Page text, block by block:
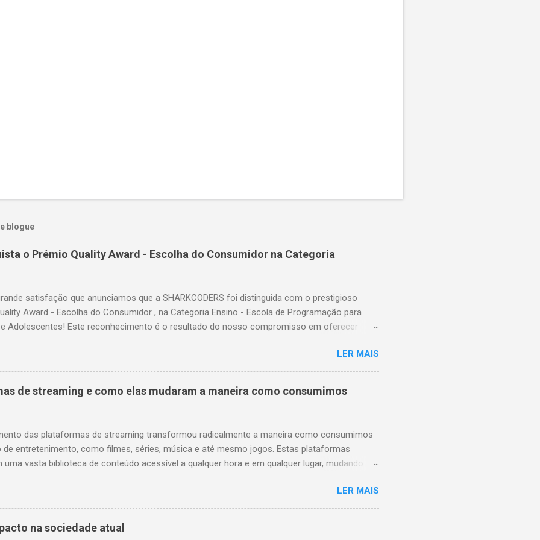
blogue
o Prémio Quality Award - Escolha do Consumidor na Categoria
satisfação que anunciamos que a SHARKCODERS foi distinguida com o prestigioso
Award - Escolha do Consumidor , na Categoria Ensino - Escola de Programação para
Adolescentes! Este reconhecimento é o resultado do nosso compromisso em oferecer
Confiança, Conformidade, Durabilidade, Atendimento, Instalações, Expectativa vs.
Qualidade Percebida e Recomendação. Cada uma destas categorias é um testemunho do
em superar as expectativas e proporcionar uma experiência educativa única. Este
reconhecimento não seria possível sem a colaboração e empenho de cada aluno, professor
a nossa gratidão, a SHARKCODERS destaca que...
LER MAIS
de streaming e como elas mudaram a maneira como consumimos
das plataformas de streaming transformou radicalmente a maneira como consumimos
de entretenimento, como filmes, séries, música e até mesmo jogos. Estas plataformas
vasta biblioteca de conteúdo acessível a qualquer hora e em qualquer lugar, mudando
uma biblioteca virtualmente ilimitada de conteúdo, permitindo aos utilizadores assistir aos
séries e músicas favoritos a qualquer hora e em qualquer lugar. Personalização e
: Uma das grandes vantagens das plataformas de streaming é a capacidade de
a experiência do utilizador e fornecer recomendações de conteúdo com base nos seus
LER MAIS
na sociedade atual